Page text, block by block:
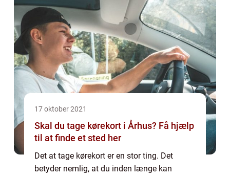
17 oktober 2021
Skal du tage kørekort i Århus? Få hjælp
til at finde et sted her
Det at tage kørekort er en stor ting. Det
betyder nemlig, at du inden længe kan